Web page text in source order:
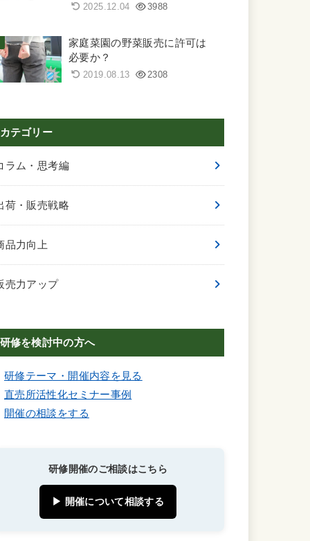
2025.12.04 3988
家庭菜園の野菜販売に許可は
必要か？
2019.08.13 2308
カテゴリー
ラム・思考編
荷・販売戦略
品力向上
売力アップ
研修を検討中の方へ
研修テーマ・開催内容を見る
直売所活性化セミナー事例
開催の相談をする
研修開催のご相談はこちら
▶ 開催について相談する